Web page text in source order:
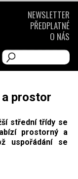
prostor
střední třídy se
prostorný a
uspořádání se
NEWSLETTER
PŘEDPLATNÉ
O NÁS